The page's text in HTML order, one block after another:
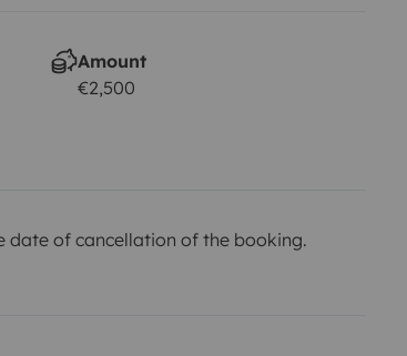
Amount
€2,500
date of cancellation of the booking.